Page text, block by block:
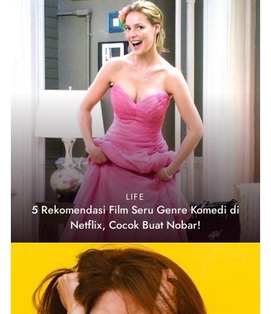
LIFE
5 Rekomendasi Film Seru Genre Komedi di
Netflix, Cocok Buat Nobar!